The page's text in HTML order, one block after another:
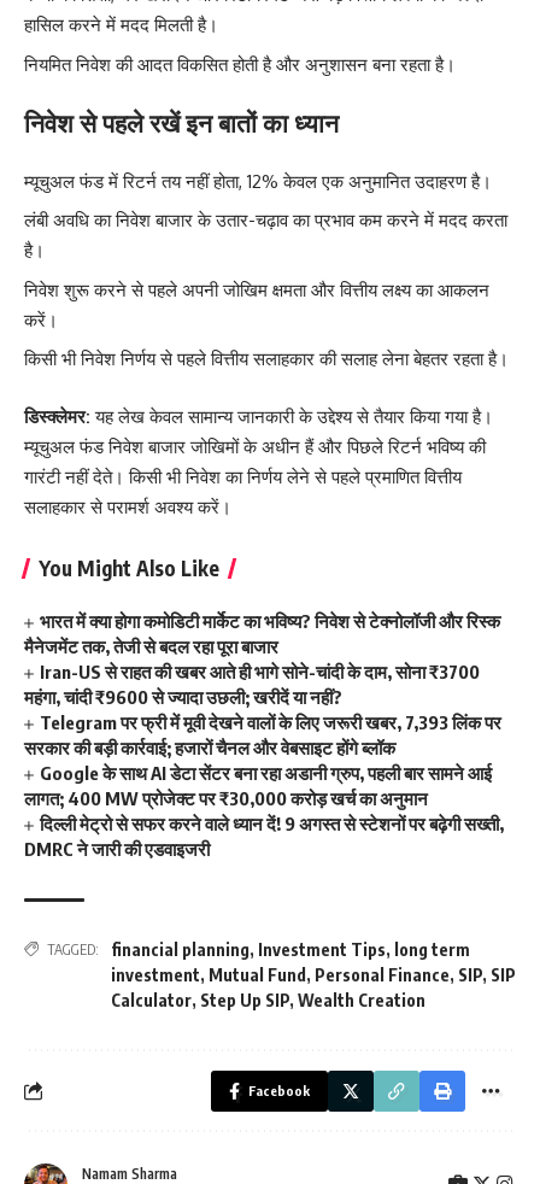
हासिल करने में मदद मिलती है।
नियमित निवेश की आदत विकसित होती है और अनुशासन बना रहता है।
निवेश से पहले रखें इन बातों का ध्यान
म्यूचुअल फंड में रिटर्न तय नहीं होता, 12% केवल एक अनुमानित उदाहरण है।
लंबी अवधि का निवेश बाजार के उतार-चढ़ाव का प्रभाव कम करने में मदद करता
है।
निवेश शुरू करने से पहले अपनी जोखिम क्षमता और वित्तीय लक्ष्य का आकलन
करें।
किसी भी निवेश निर्णय से पहले वित्तीय सलाहकार की सलाह लेना बेहतर रहता है।
डिस्क्लेमर: यह लेख केवल सामान्य जानकारी के उद्देश्य से तैयार किया गया है।
म्यूचुअल फंड निवेश बाजार जोखिमों के अधीन हैं और पिछले रिटर्न भविष्य की
गारंटी नहीं देते। किसी भी निवेश का निर्णय लेने से पहले प्रमाणित वित्तीय
सलाहकार से परामर्श अवश्य करें।
You Might Also Like
भारत में क्या होगा कमोडिटी मार्केट का भविष्य? निवेश से टेक्नोलॉजी और रिस्क
मैनेजमेंट तक, तेजी से बदल रहा पूरा बाजार
Iran-US से राहत की खबर आते ही भागे सोने-चांदी के दाम, सोना ₹3700
महंगा, चांदी ₹9600 से ज्यादा उछली; खरीदें या नहीं?
Telegram पर फ्री में मूवी देखने वालों के लिए जरूरी खबर, 7,393 लिंक पर
सरकार की बड़ी कार्रवाई; हजारों चैनल और वेबसाइट होंगे ब्लॉक
Google के साथ AI डेटा सेंटर बना रहा अडानी ग्रुप, पहली बार सामने आई
लागत; 400 MW प्रोजेक्ट पर ₹30,000 करोड़ खर्च का अनुमान
दिल्ली मेट्रो से सफर करने वाले ध्यान दें! 9 अगस्त से स्टेशनों पर बढ़ेगी सख्ती,
DMRC ने जारी की एडवाइजरी
TAGGED: financial planning, Investment Tips, long term
investment, Mutual Fund , Personal Finance, SIP, SIP
Calculator, Step Up SIP, Wealth Creation
Facebook
Namam Sharma